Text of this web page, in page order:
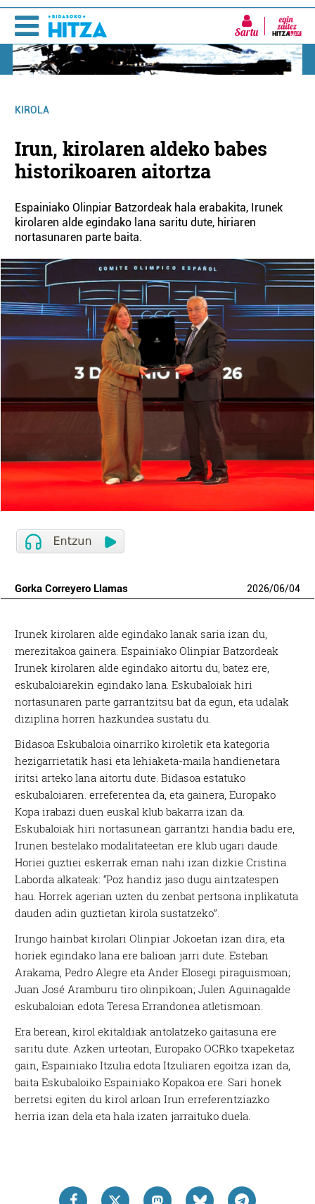
Sartu
KIROLA
Irun, kirolaren aldeko babes
historikoaren aitortza
Espainiako Olinpiar Batzordeak hala erabakita, Irunek
kirolaren alde egindako lana saritu dute, hiriaren
nortasunaren parte baita.
Gorka Correyero Llamas 2026/06/04
Irunek kirolaren alde egindako lanak saria izan du,
merezitakoa gainera. Espainiako Olinpiar Batzordeak
Irunek kirolaren alde egindako aitortu du, batez ere,
eskubaloiarekin egindako lana. Eskubaloiak hiri
nortasunaren parte garrantzitsu bat da egun, eta udalak
diziplina horren hazkundea sustatu du.
Bidasoa Eskubaloia oinarriko kiroletik eta kategoria
hezigarrietatik hasi eta lehiaketa-maila handienetara
iritsi arteko lana aitortu dute. Bidasoa estatuko
eskubaloiaren. erreferentea da, eta gainera, Europako
Kopa irabazi duen euskal klub bakarra izan da.
Eskubaloiak hiri nortasunean garrantzi handia badu ere,
Irunen bestelako modalitateetan ere klub ugari daude.
Horiei guztiei eskerrak eman nahi izan dizkie Cristina
Laborda alkateak: “Poz handiz jaso dugu aintzatespen
hau. Horrek agerian uzten du zenbat pertsona inplikatuta
dauden adin guztietan kirola sustatzeko”.
Irungo hainbat kirolari Olinpiar Jokoetan izan dira, eta
horiek egindako lana ere balioan jarri dute. Esteban
Arakama, Pedro Alegre eta Ander Elosegi piraguismoan;
Juan José Aramburu tiro olinpikoan; Julen Aguinagalde
eskubaloian edota Teresa Errandonea atletismoan.
Era berean, kirol ekitaldiak antolatzeko gaitasuna ere
saritu dute. Azken urteotan, Europako OCRko txapeketaz
gain, Espainiako Itzulia edota Itzuliaren egoitza izan da,
baita Eskubaloiko Espainiako Kopakoa ere. Sari honek
berretsi egiten du kirol arloan Irun erreferentziazko
herria izan dela eta hala izaten jarraituko duela.